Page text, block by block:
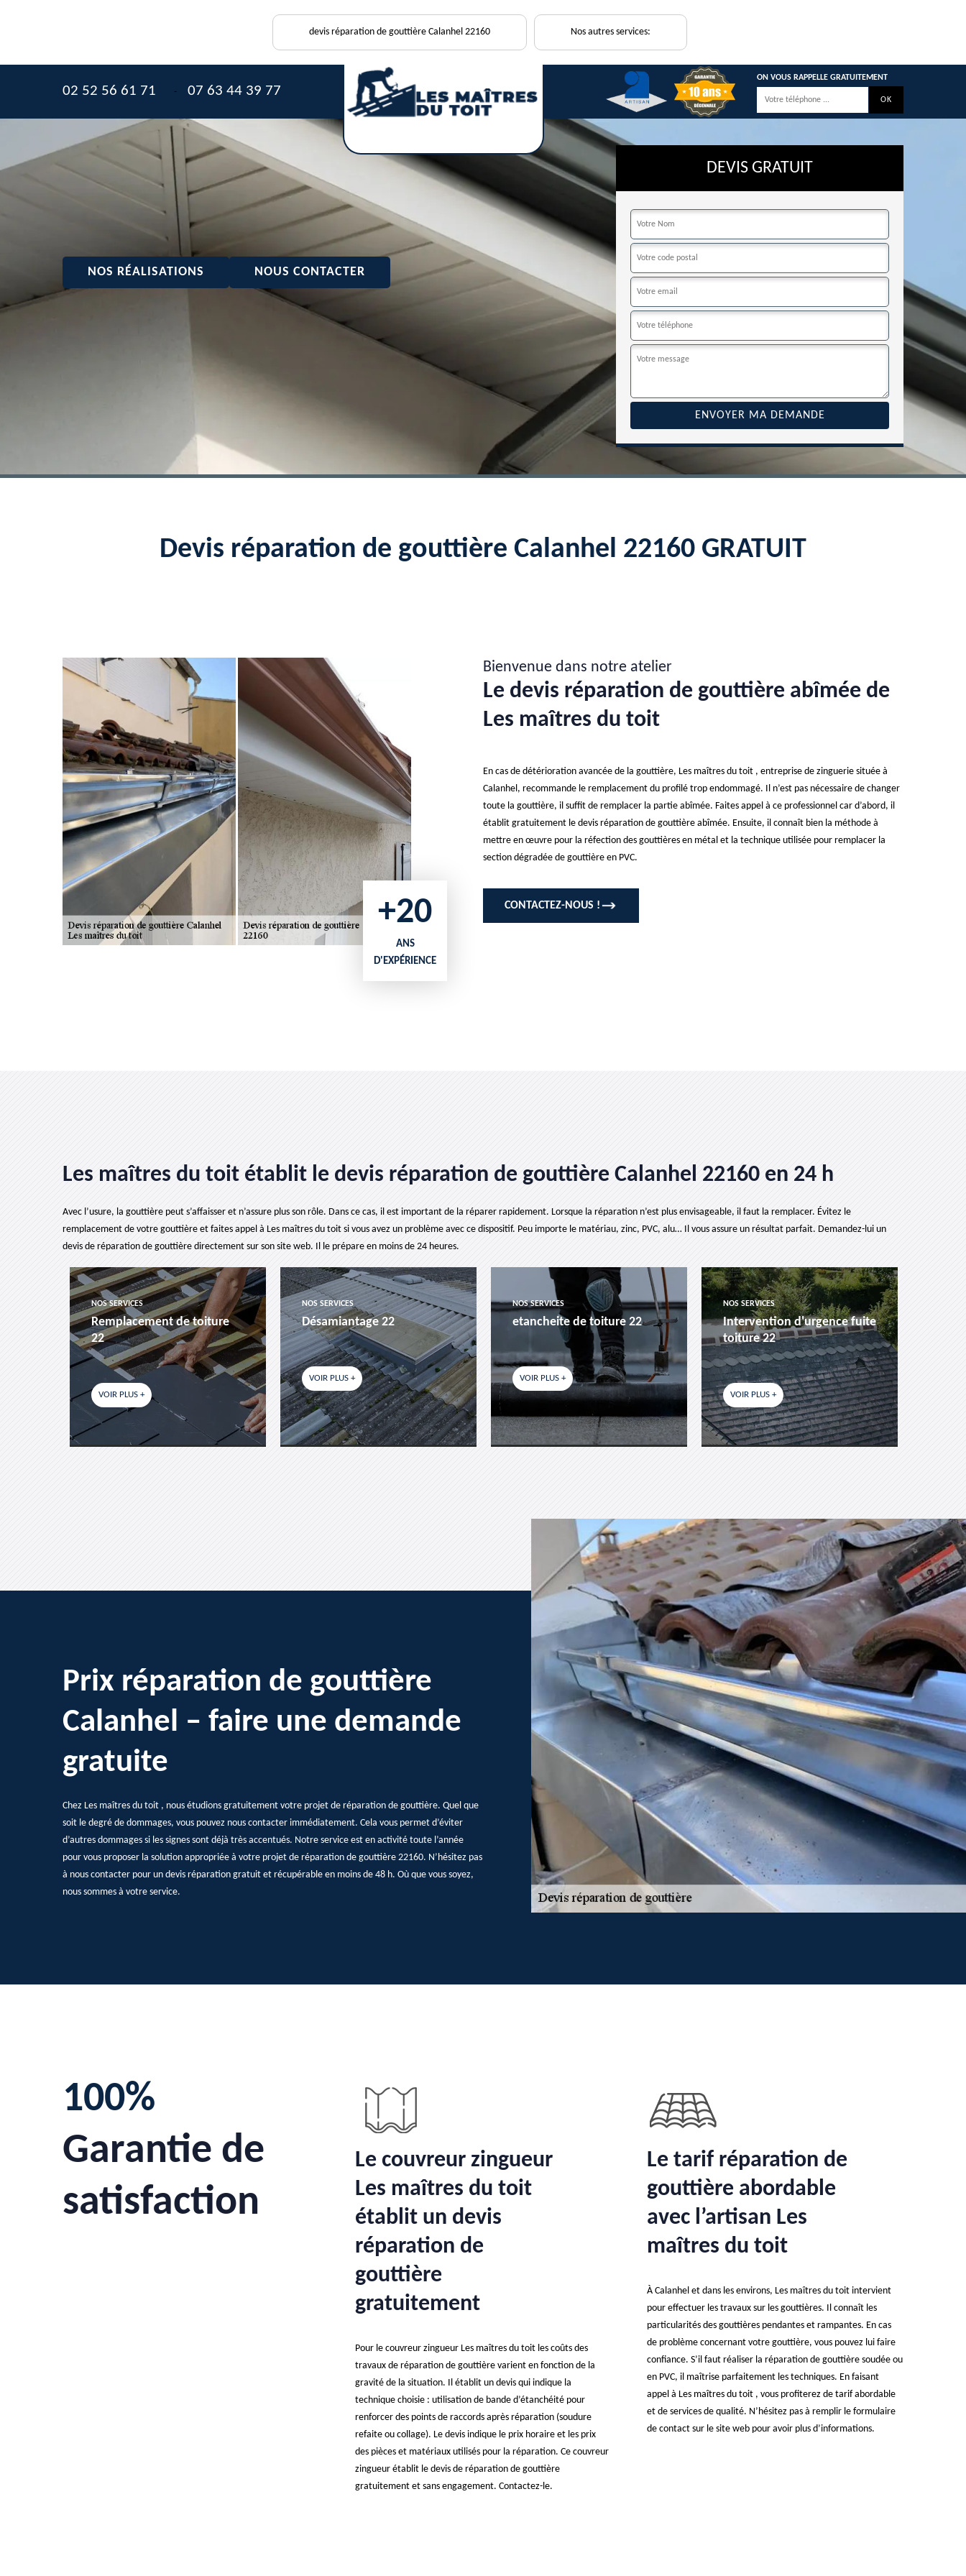
devis réparation de gouttière Calanhel 22160 Nos autres services:
02 52 56 61 71 - 07 63 44 39 77
ON VOUS RAPPELLE GRATUITEMENT
NOS RÉALISATIONS NOUS CONTACTER
DEVIS GRATUIT
Devis réparation de gouttière Calanhel 22160 GRATUIT
+20
ANS
D'EXPÉRIENCE
Bienvenue dans notre atelier
Le devis réparation de gouttière abîmée de
Les maîtres du toit
En cas de détérioration avancée de la gouttière, Les maîtres du toit , entreprise de zinguerie située à
Calanhel, recommande le remplacement du profilé trop endommagé. Il n’est pas nécessaire de changer
toute la gouttière, il suffit de remplacer la partie abîmée. Faites appel à ce professionnel car d’abord, il
établit gratuitement le devis réparation de gouttière abîmée. Ensuite, il connaît bien la méthode à
mettre en œuvre pour la réfection des gouttières en métal et la technique utilisée pour remplacer la
section dégradée de gouttière en PVC.
CONTACTEZ-NOUS !
Les maîtres du toit établit le devis réparation de gouttière Calanhel 22160 en 24 h
Avec l’usure, la gouttière peut s’affaisser et n’assure plus son rôle. Dans ce cas, il est important de la réparer rapidement. Lorsque la réparation n’est plus envisageable, il faut la remplacer. Évitez le
remplacement de votre gouttière et faites appel à Les maîtres du toit si vous avez un problème avec ce dispositif. Peu importe le matériau, zinc, PVC, alu… Il vous assure un résultat parfait. Demandez-lui un
devis de réparation de gouttière directement sur son site web. Il le prépare en moins de 24 heures.
NOS SERVICES
Remplacement de toiture
22
VOIR PLUS +
NOS SERVICES
Désamiantage 22
VOIR PLUS +
NOS SERVICES
etancheite de toiture 22
VOIR PLUS +
NOS SERVICES
Intervention d'urgence fuite
toiture 22
VOIR PLUS +
Prix réparation de gouttière
Calanhel – faire une demande
gratuite
Chez Les maîtres du toit , nous étudions gratuitement votre projet de réparation de gouttière. Quel que
soit le degré de dommages, vous pouvez nous contacter immédiatement. Cela vous permet d’éviter
d’autres dommages si les signes sont déjà très accentués. Notre service est en activité toute l’année
pour vous proposer la solution appropriée à votre projet de réparation de gouttière 22160. N’hésitez pas
à nous contacter pour un devis réparation gratuit et récupérable en moins de 48 h. Où que vous soyez,
nous sommes à votre service.
100%
Garantie de
satisfaction
Le couvreur zingueur
Les maîtres du toit
établit un devis
réparation de
gouttière
gratuitement
Pour le couvreur zingueur Les maîtres du toit les coûts des
travaux de réparation de gouttière varient en fonction de la
gravité de la situation. Il établit un devis qui indique la
technique choisie : utilisation de bande d’étanchéité pour
renforcer des points de raccords après réparation (soudure
refaite ou collage). Le devis indique le prix horaire et les prix
des pièces et matériaux utilisés pour la réparation. Ce couvreur
zingueur établit le devis de réparation de gouttière
gratuitement et sans engagement. Contactez-le.
Le tarif réparation de
gouttière abordable
avec l’artisan Les
maîtres du toit
À Calanhel et dans les environs, Les maîtres du toit intervient
pour effectuer les travaux sur les gouttières. Il connaît les
particularités des gouttières pendantes et rampantes. En cas
de problème concernant votre gouttière, vous pouvez lui faire
confiance. S’il faut réaliser la réparation de gouttière soudée ou
en PVC, il maîtrise parfaitement les techniques. En faisant
appel à Les maîtres du toit , vous profiterez de tarif abordable
et de services de qualité. N’hésitez pas à remplir le formulaire
de contact sur le site web pour avoir plus d’informations.